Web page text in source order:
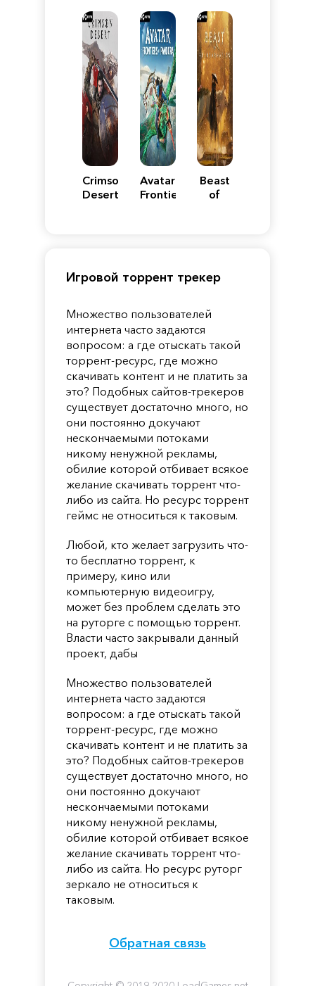
ReimaginedEdition
Y
Crimson
Desert
Avatar:
Frontiers
Beast
of
Игровой торрент трекер
Множество пользователей
интернета часто задаются
вопросом: а где отыскать такой
торрент-ресурс, где можно
скачивать контент и не платить за
это? Подобных сайтов-трекеров
существует достаточно много, но
они постоянно докучают
нескончаемыми потоками
никому ненужной рекламы,
обилие которой отбивает всякое
желание скачивать торрент что-
либо из сайта. Но ресурс торрент
геймс не относиться к таковым.
Любой, кто желает загрузить что-
то бесплатно торрент, к
примеру, кино или
компьютерную видеоигру,
может без проблем сделать это
на руторге с помощью торрент.
Власти часто закрывали данный
проект, дабы
Множество пользователей
интернета часто задаются
вопросом: а где отыскать такой
торрент-ресурс, где можно
скачивать контент и не платить за
это? Подобных сайтов-трекеров
существует достаточно много, но
они постоянно докучают
нескончаемыми потоками
никому ненужной рекламы,
обилие которой отбивает всякое
желание скачивать торрент что-
либо из сайта. Но ресурс руторг
зеркало не относиться к
таковым.
Обратная связь